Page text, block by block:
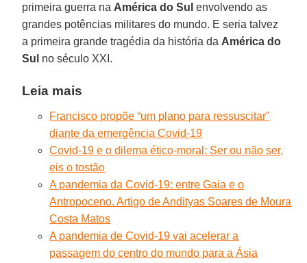
primeira guerra na América do Sul envolvendo as
grandes potências militares do mundo. E seria talvez
a primeira grande tragédia da história da América do
Sul no século XXI.
Leia mais
Francisco propõe “um plano para ressuscitar”
diante da emergência Covid-19
Covid-19 e o dilema ético-moral: Ser ou não ser,
eis o tostão
A pandemia da Covid-19: entre Gaia e o
Antropoceno. Artigo de Andityas Soares de Moura
Costa Matos
A pandemia de Covid-19 vai acelerar a
passagem do centro do mundo para a Ásia